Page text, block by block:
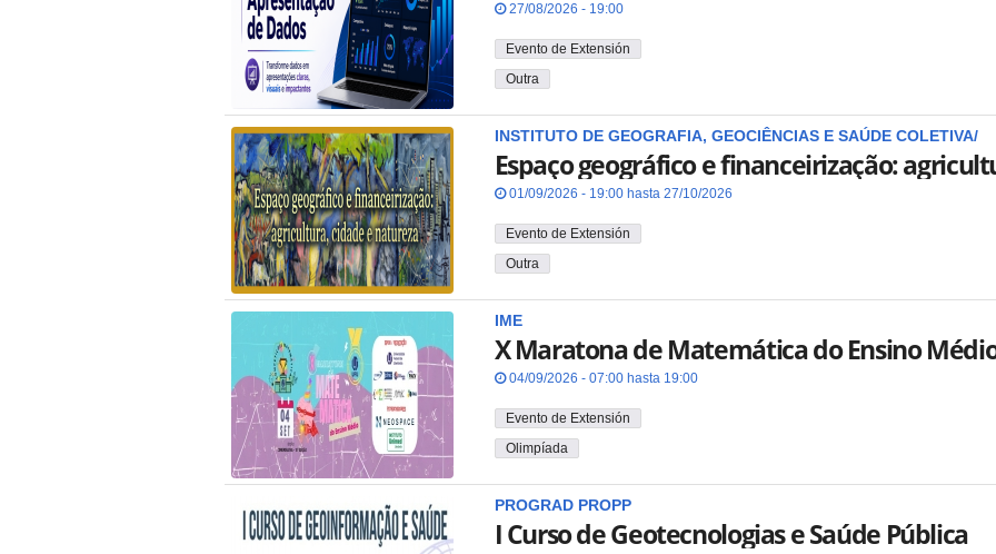
27/08/2026 - 19:00
Evento de Extensión
Outra
INSTITUTO DE GEOGRAFIA, GEOCIÊNCIAS E SAÚDE COLETIVA/
Espaço geográfico e financeirização:
01/09/2026 - 19:00 hasta 27/10/2026
Evento de Extensión
Outra
IME
X Maratona de Matemática do Ensino
04/09/2026 - 07:00 hasta 19:00
Evento de Extensión
Olimpíada
PROGRAD PROPP
I Curso de Geotecnologias e Saúde Pública